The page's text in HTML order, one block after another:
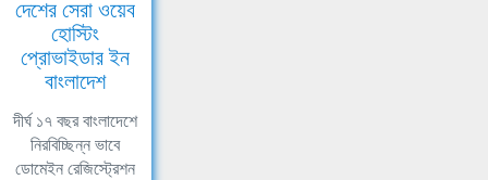
দেশের সেরা ওয়েব
হোস্টিং
প্রোভাইডার ইন
বাংলাদেশ
দীর্ঘ ১৭ বছর বাংলাদেশে
নিরবিচ্ছিন্ন ভাবে
ডোমেইন রেজিস্ট্রেশন